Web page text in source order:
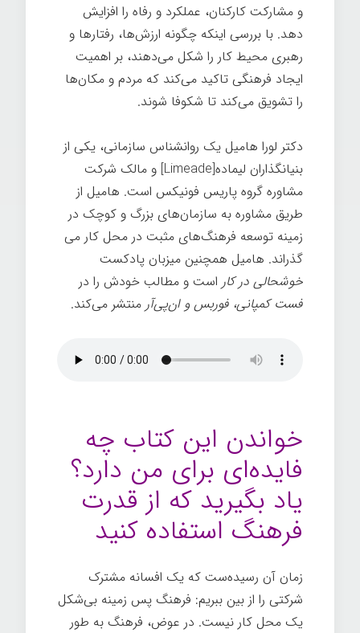
و مشارکت کارکنان، عملکرد و رفاه را افزایش
دهد. با بررسی اینکه چگونه ارزش‌ها، رفتارها و
رهبری محیط کار را شکل می‌دهند، بر اهمیت
ایجاد فرهنگی تاکید می‌کند که مردم و مکان‌ها
را تشویق می‌کند تا شکوفا شوند.
دکتر لورا هامیل یک روانشناس سازمانی، یکی از
بنیانگذاران لیماده[Limeade] و مالک شرکت
مشاوره گروه پاریس فونیکس است. هامیل از
طریق مشاوره به سازمان‌های بزرگ و کوچک در
زمینه توسعه فرهنگ‌های مثبت در محل کار می
گذراند. هامیل همچنین میزبان پادکست
خوشحالی در کار است و مطالب خودش را در
فست کمپانی، فوربس و ان‌پی‌آر منتشر می‌کند.
خواندن این کتاب چه
فایده‌ای برای من دارد؟
یاد بگیرید که از قدرت
فرهنگ استفاده کنید
زمان آن رسیده‌ست که یک افسانه مشترک
شرکتی را از بین ببریم: فرهنگ پس زمینه بی‌شکل
یک محل کار نیست. در عوض، فرهنگ به طور